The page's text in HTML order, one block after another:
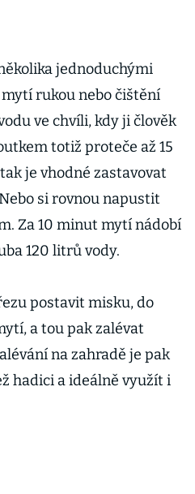
jednoduchými
rukou nebo čištění
ve chvíli, kdy ji člověk
totiž proteče až 15
je vhodné zastavovat
si rovnou napustit
Za 10 minut mytí nádobí
120 litrů vody.
postavit misku, do
a tou pak zalévat
na zahradě je pak
hadici a ideálně využít i